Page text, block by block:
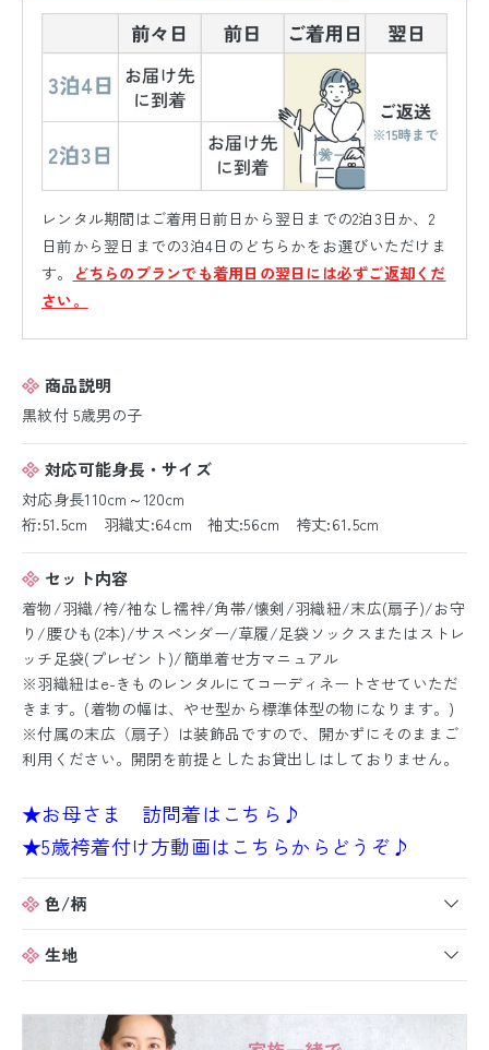
レンタル期間はご着用日前日から翌日までの2泊3日か、2
日前から翌日までの3泊4日のどちらかをお選びいただけま
す。
どちらのプランでも着用日の翌日には必ずご返却くだ
さい。
商品説明
黒紋付 5歳男の子
対応可能身長・サイズ
対応身長110cm～120cm
裄:51.5cm 羽織丈:64cm 袖丈:56cm 袴丈:61.5cm
セット内容
着物/羽織/袴/袖なし襦袢/角帯/懐剣/羽織紐/末広(扇子)/お守
り/腰ひも(2本)/サスペンダー/草履/足袋ソックスまたはストレ
ッチ足袋(プレゼント)/簡単着せ方マニュアル
※羽織紐はe-きものレンタルにてコーディネートさせていただ
きます。(着物の幅は、やせ型から標準体型の物になります。)
※付属の末広（扇子）は装飾品ですので、開かずにそのままご
利用ください。開閉を前提としたお貸出しはしておりません。
★お母さま 訪問着はこちら♪
★5歳袴着付け方動画はこちらからどうぞ♪
色/柄
生地